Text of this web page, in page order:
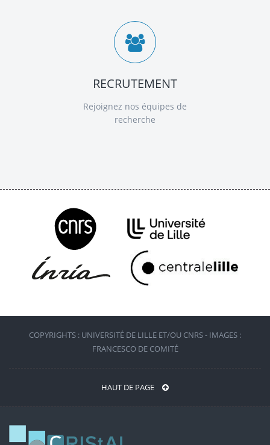
RECRUTEMENT
Rejoignez nos équipes de
recherche
COPYRIGHTS : UNIVERSITÉ DE LILLE ET/OU CNRS - IMAGES :
FRANCESCO DE COMITÉ
HAUT DE PAGE